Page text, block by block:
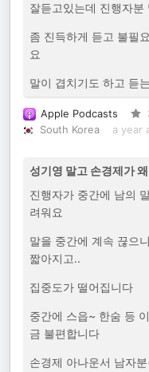
잘듣고있는데 진행자분
좀 진득하게 듣고 불필
요
말이 겹치기도 하고 듣
Apple Podcasts
South Korea
a year
성기영 말고 손경제가
진행자가 중간에 남의
려워요
말을 중간에 계속 끊으
짧아지고..
집중도가 떨어집니다
중간에 스읍~ 한숨 등
금 불편합니다
손경제 아나운서 남자